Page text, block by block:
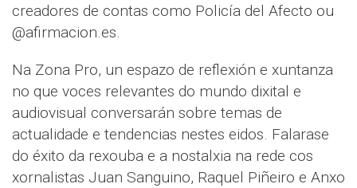
creadores de contas como Policía del Afecto ou
@afirmacion.es.
Na Zona Pro, un espazo de reflexión e xuntanza
no que voces relevantes do mundo dixital e
audiovisual conversarán sobre temas de
actualidade e tendencias nestes eidos. Falarase
do éxito da rexouba e a nostalxia na rede cos
xornalistas Juan Sanguino, Raquel Piñeiro e Anxo